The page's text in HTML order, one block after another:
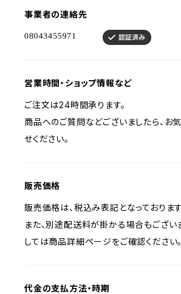
事業者の連絡先
営業時間・ショップ情報など
ご注文は24時間承ります。
商品へのご質問などございましたら、お
せください。
販売価格
販売価格は、税込み表記となっております
また、別途配送料が掛かる場合もござい
しては商品詳細ページをご確認ください。
代金の支払方法・時期